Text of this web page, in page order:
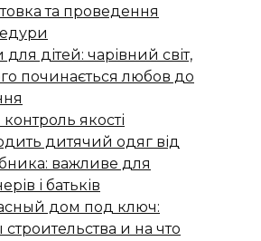
та проведення
для дітей: чарівний світ,
починається любов до
якості
дитячий одяг від
важливе для
і батьків
дом под ключ:
строительства и на что